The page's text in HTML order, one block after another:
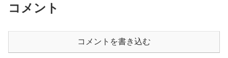
コメント
コメントを書き込む